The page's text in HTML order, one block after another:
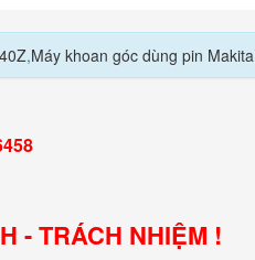
,Máy khoan góc dùng pin Makita
- TRÁCH NHIỆM !